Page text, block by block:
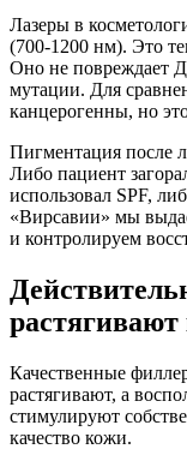
Лазеры в
(700-1200 нм). Это
Оно не повреждает
мутации. Для
канцерогенны, но
Пигментация после
Либо пациент
использовал SPF,
«Вирсавии» мы
и контролируем
Качественные
растягивают, а
стимулируют
качество кожи.